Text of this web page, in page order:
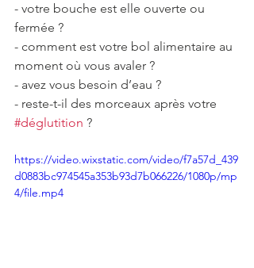
- votre bouche est elle ouverte ou
fermée ?
- comment est votre bol alimentaire au
moment où vous avaler ?
- avez vous besoin d’eau ?
- reste-t-il des morceaux après votre
#déglutition ?
https://video.wixstatic.com/video/f7a57d_439
d0883bc974545a353b93d7b066226/1080p/mp
4/file.mp4